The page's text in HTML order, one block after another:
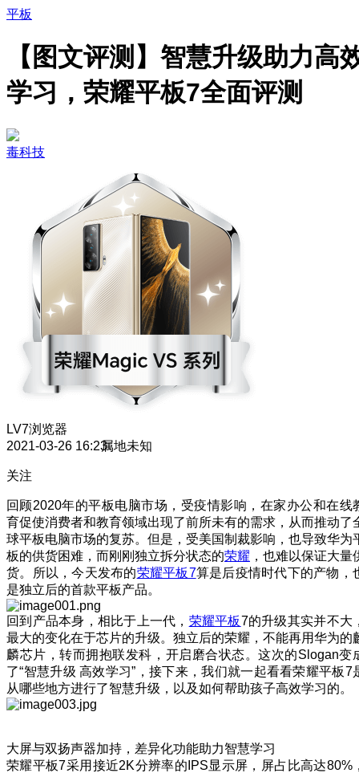
平板
【图文评测】智慧升级助力高
学习，荣耀平板7全面评测
毒科技
LV7浏览器
2021-03-26 16:23属地未知
关注
回顾2020年的平板电脑市场，受疫情影响，在家办公和在线
育促使消费者和教育领域出现了前所未有的需求，从而推动了
球平板电脑市场的复苏。但是，受美国制裁影响，也导致华为
板的供货困难，而刚刚独立拆分状态的荣耀 ，也难以保证大量
货。所以，今天发布的荣耀平板7算是后疫情时代下的产物，
是独立后的首款平板产品。
回到产品本身，相比于上一代， 荣耀平板7的升级其实并不大
最大的变化在于芯片的升级。独立后的荣耀，不能再用华为的
麟芯片，转而拥抱联发科，开启磨合状态。这次的Slogan变
了“智慧升级 高效学习”，接下来，我们就一起看看荣耀平板7
从哪些地方进行了智慧升级，以及如何帮助孩子高效学习的。
大屏与双扬声器加持，差异化功能助力智慧学习
荣耀平板7采用接近2K分辨率的IPS显示屏，屏占比高达80%